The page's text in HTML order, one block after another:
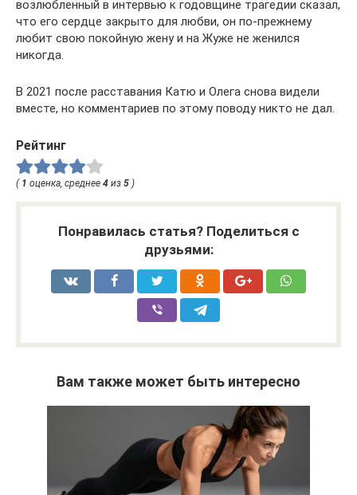
возлюбленный в интервью к годовщине трагедии сказал,
что его сердце закрыто для любви, он по-прежнему
любит свою покойную жену и на Жуже не женился
никогда.
В 2021 после расставания Катю и Олега снова видели
вместе, но комментариев по этому поводу никто не дал.
Рейтинг
( 1 оценка, среднее 4 из 5 )
Понравилась статья? Поделиться с
друзьями:
Вам также может быть интересно